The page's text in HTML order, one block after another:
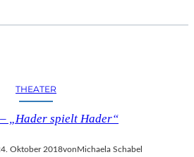
THEATER
„Hader spielt Hader“
Oktober 2018von Michaela Schabel